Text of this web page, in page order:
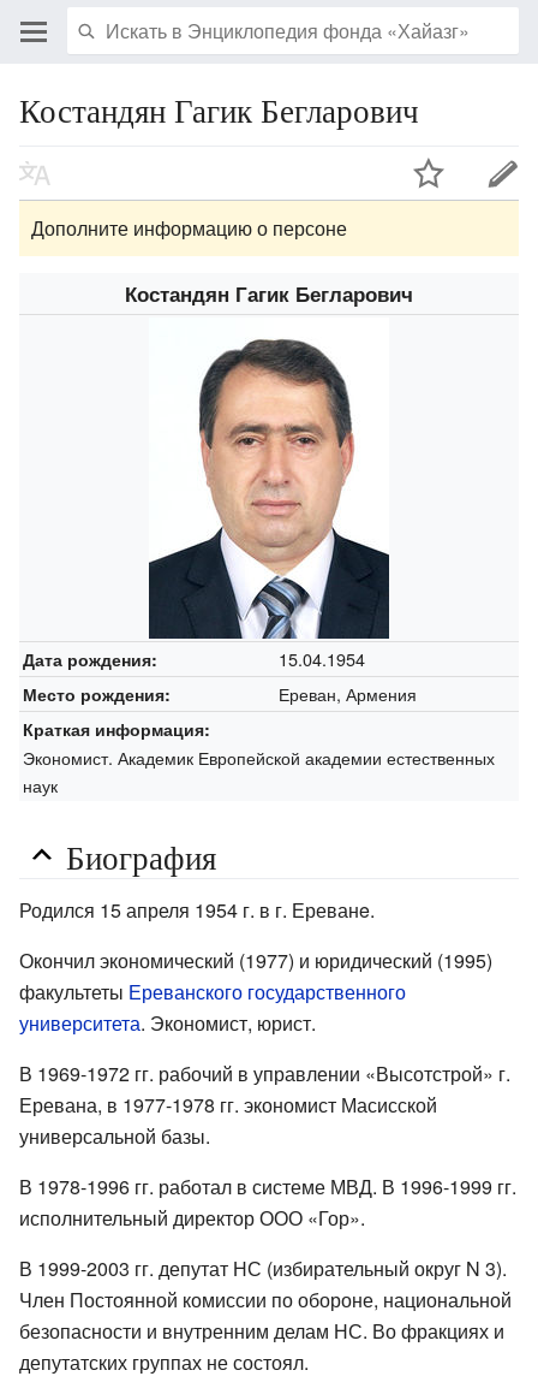
Костандян Гагик Бегларович
Дополните информацию о персоне
Костандян Гагик Бегларович
Дата рождения: 15.04.1954
Место рождения: Ереван, Армения
Краткая информация:
Экономист. Академик Европейской академии естественных
наук
Биография
Родился 15 апреля 1954 г. в г. Ереванe.
Окончил экономический (1977) и юридический (1995)
факультеты Ереванского государственного
университета. Экономист, юрист.
В 1969-1972 гг. рабочий в управлении «Высотстрой» г.
Еревана, в 1977-1978 гг. экономист Масисской
универсальной базы.
В 1978-1996 гг. работал в системе МВД. В 1996-1999 гг.
исполнительный директор ООО «Гор».
В 1999-2003 гг. депутат НС (избирательный округ N 3).
Член Постоянной комиссии по обороне, национальной
безопасности и внутренним делам НС. Во фракциях и
депутатских группах не состоял.